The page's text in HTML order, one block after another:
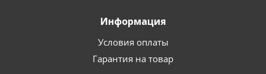
Информация
Условия оплаты
Гарантия на товар